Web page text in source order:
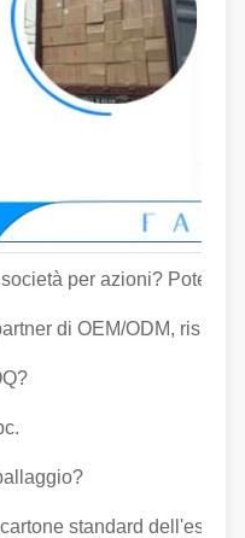
per azioni? Potete
di OEM/ODM,
standard